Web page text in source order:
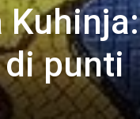
Kuhinja:
di punti